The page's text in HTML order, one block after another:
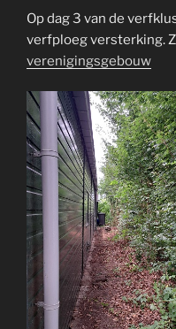
Op dag 3 van de
verfploeg versterking.
verenigingsgebouw